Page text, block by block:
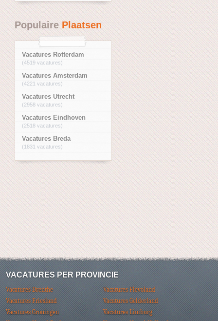
PopulairePlaatsen
Vacatures Rotterdam
(4519 vacatures)
Vacatures Amsterdam
(4221 vacatures)
Vacatures Utrecht
(2958 vacatures)
Vacatures Eindhoven
(2518 vacatures)
Vacatures Breda
(1831 vacatures)
VACATURES PER PROVINCIE
Vacatures Drenthe
Vacatures Flevoland
Vacatures Friesland
Vacatures Gelderland
Vacatures Groningen
Vacatures Limburg